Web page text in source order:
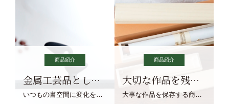
商品紹介
金属工芸品としての文鎮
商品紹介
大切な作品を残す作品保存商品